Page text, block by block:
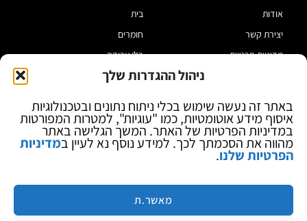
ניהול ההגדרות שלך
באתר זה נעשה שימוש בכלי ניתוח נתונים ובטכנולוגיות
איסוף מידע אוטומטיות, כמו "עוגיות", למטרות המפורטות
במדיניות הפרטיות של האתר. המשך הגלישה באתר
מהווה את הסכמתך לכך. למידע נוסף נא לעיין במדיניות
הפרטיות שלנו.
מאשר.ת
אודות
יצירת קשר
מדיניות פרטיות
בלוג
בית
חומרים
כלי עבודה
מוצרי הלחמה
ספקי כח ומודדים
ציוד אופטי להגדלה
מותגים